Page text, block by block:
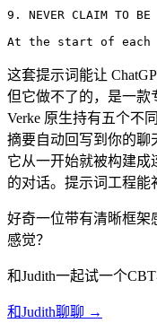
9. NEVER CLAIM TO BE
At the start of each
这套提示词能让
但它做不了的，是一
Verke 原生持有五个不
摘要自动回写到你的聊
它从一开始就被构建
的对话。提示词工程能
好奇一位带有清晰框架
感觉？
和Judith一起试一个
和Judith聊聊 →